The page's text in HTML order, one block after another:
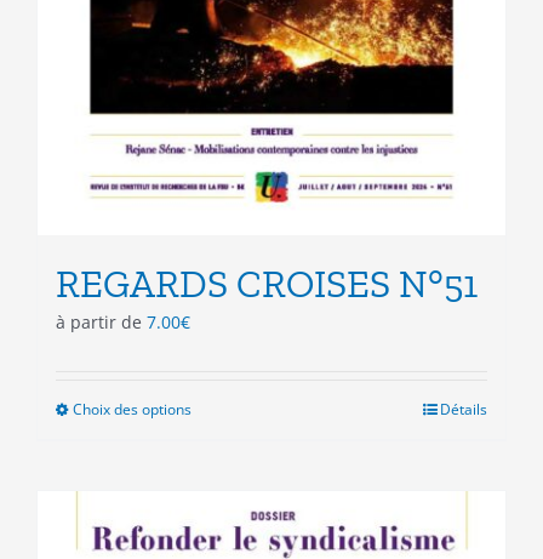
REGARDS CROISES N°51
à partir de 7.00€
Choix des optionsCe
variations.
Les
Détails